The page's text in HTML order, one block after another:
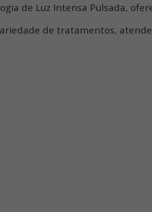
de Luz Intensa Pulsada,
de tratamentos,